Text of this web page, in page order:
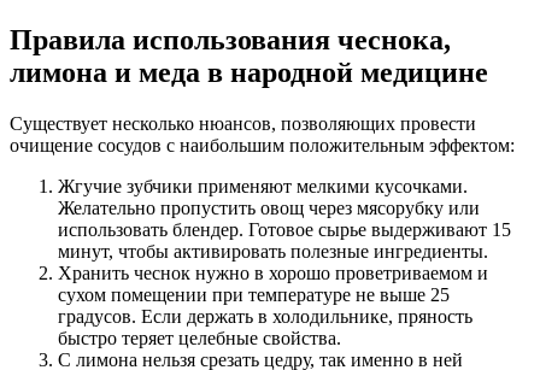
Правила использования чеснока,
лимона и меда в народной медицине
Существует несколько нюансов, позволяющих провести
очищение сосудов с наибольшим положительным эффектом:
Жгучие зубчики применяют мелкими кусочками.
Желательно пропустить овощ через мясорубку или
использовать блендер. Готовое сырье выдерживают 15
минут, чтобы активировать полезные ингредиенты.
Хранить чеснок нужно в хорошо проветриваемом и
сухом помещении при температуре не выше 25
градусов. Если держать в холодильнике, пряность
быстро теряет целебные свойства.
С лимона нельзя срезать цедру, так именно в ней